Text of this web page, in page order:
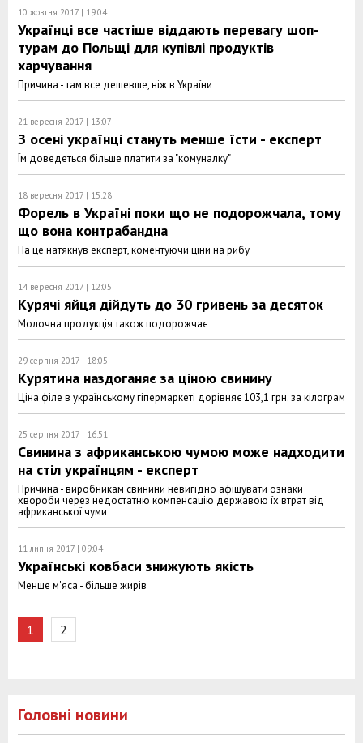
10 жовтня 2017 | 19:04
Українці все частіше віддають перевагу шоп-
турам до Польщі для купівлі продуктів
харчування
Причина - там все дешевше, ніж в України
21 вересня 2017 | 13:07
З осені українці стануть менше їсти - експерт
Їм доведеться більше платити за "комуналку"
18 вересня 2017 | 15:28
Форель в Україні поки що не подорожчала, тому
що вона контрабандна
На це натякнув експерт, коментуючи ціни на рибу
14 вересня 2017 | 12:05
Курячі яйця дійдуть до 30 гривень за десяток
Молочна продукція також подорожчає
29 серпня 2017 | 18:05
Курятина наздоганяє за ціною свинину
Ціна філе в українському гіпермаркеті дорівняє 103,1 грн. за кілограм
25 серпня 2017 | 16:51
Свинина з африканською чумою може надходити
на стіл українцям - експерт
Причина - виробникам свинини невигідно афішувати ознаки
хвороби через недостатню компенсацію державою їх втрат від
африканської чуми
11 липня 2017 | 09:04
Українські ковбаси знижують якість
Менше м'яса - більше жирів
1 2
Головні новини